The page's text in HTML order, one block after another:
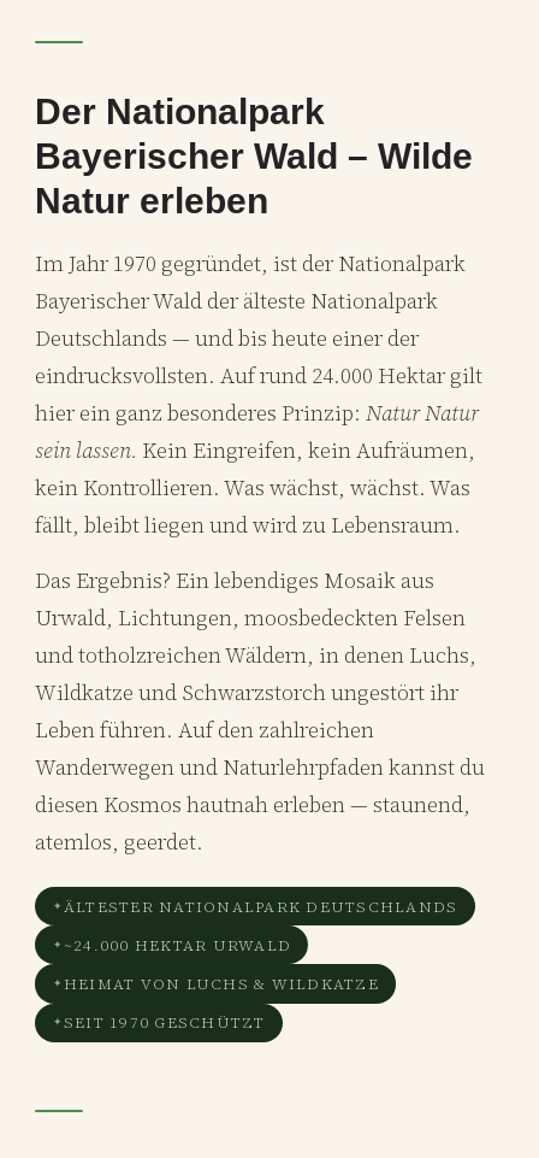
Der Nationalpark
Bayerischer Wald – Wilde
Natur erleben
Im Jahr 1970 gegründet, ist der Nationalpark
Bayerischer Wald der älteste Nationalpark
Deutschlands — und bis heute einer der
eindrucksvollsten. Auf rund 24.000 Hektar gilt
hier ein ganz besonderes Prinzip:Natur Natur
sein lassen. Kein Eingreifen, kein Aufräumen,
kein Kontrollieren. Was wächst, wächst. Was
fällt, bleibt liegen und wird zu Lebensraum.
Das Ergebnis? Ein lebendiges Mosaik aus
Urwald, Lichtungen, moosbedeckten Felsen
und totholzreichen Wäldern, in denen Luchs,
Wildkatze und Schwarzstorch ungestört ihr
Leben führen. Auf den zahlreichen
Wanderwegen und Naturlehrpfaden kannst du
diesen Kosmos hautnah erleben — staunend,
atemlos, geerdet.
ÄLTESTER NATIONALPARK DEUTSCHLANDS
~24.000 HEKTAR URWALD
HEIMAT VON LUCHS & WILDKATZE
SEIT 1970 GESCHÜTZT